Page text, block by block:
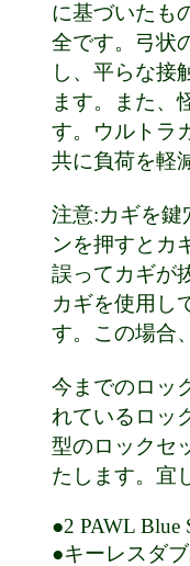
に基づいたも
全です。弓状
し、平らな接
ます。また、
す。ウルトラ
共に負荷を軽
注意:カギを鍵
ンを押すとカ
誤ってカギが
カギを使用し
す。この場合
今までのロッ
れているロッ
型のロックセ
たします。宜
●2 PAWL Blue
●キーレスダ